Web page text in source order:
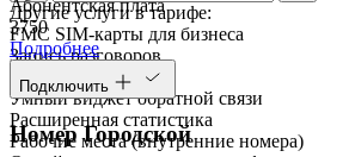
Другие услуги в тарифе:
FMC SIM-карты для бизнеса
Запись разговоров
Речевая аналитика
Умный виджет обратной связи
Расширенная статистика
Рабочие места (внутренние номера)
Абонентская плата
3750
Подробнее
Подключить
Номер Городской